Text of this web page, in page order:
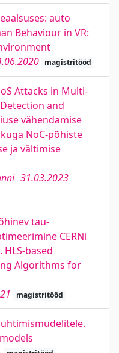
auto
Behaviour in VR:
magistritööd
Attacks in Multi-
and
vähendamise
NoC-põhiste
ja vältimise
31.03.2023
tau-
CERNi
based
Algorithms for
magistritööd